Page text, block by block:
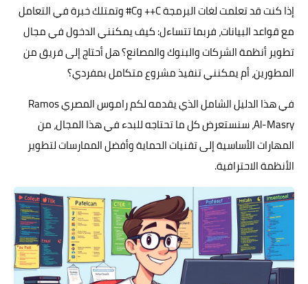
إذا كنت قد تعلمت لغات البرمجة C++ وC# وتمتلك خبرة في التعامل
مع قواعد البيانات، فربما تتساءل: كيف يمكنني الدخول في مجال
تطوير أنظمة الشركات والبنوك والمصانع؟ هل أحتاج إلى فريق من
المطورين، أم يمكنني تنفيذ مشروع متكامل بمفردي؟
في هذا الدليل الشامل الذي يقدمه لكم راموس المصري Ramos
Al-Masry، سنستعرض كل ما تحتاجه للبدء في هذا المجال، من
المهارات الأساسية إلى تقنيات الحماية وأفضل الممارسات لتطوير
الأنظمة الاحترافية.